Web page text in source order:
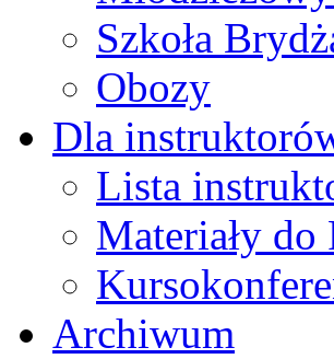
Szkoła
Obozy
Dla
Lista
Materiały do
Archiwum